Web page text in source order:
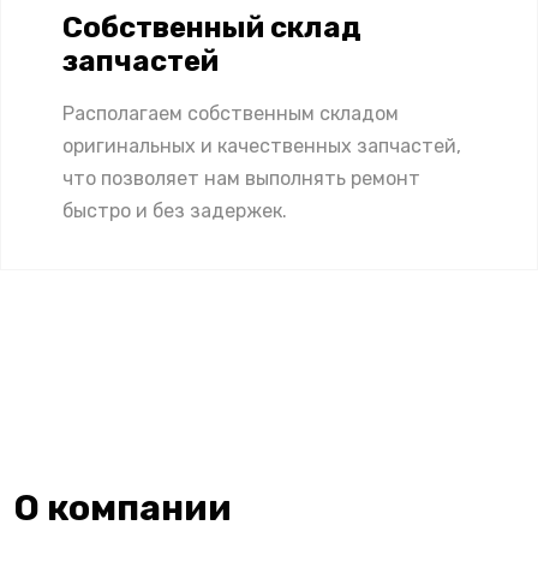
Собственный склад
запчастей
Располагаем собственным складом
оригинальных и качественных запчастей,
что позволяет нам выполнять ремонт
быстро и без задержек.
О компании